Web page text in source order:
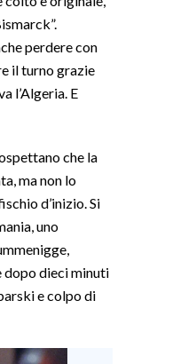
perdere con
il turno grazie
l’Algeria. E
che la
ma non lo
d’inizio. Si
uno
dopo dieci minuti
e colpo di